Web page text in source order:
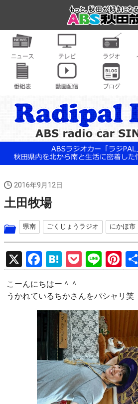
2016年9月12日
土田牧場
県南 ごくじょうラジオ にかほ市
X
F
a
ce
b
o
k
H
at
e
n
a
P
o
ck
et
Li
n
e
Pi
nt
er
es
t
こーんにちはー＾＾
うかれているちかさんをパシャリ笑